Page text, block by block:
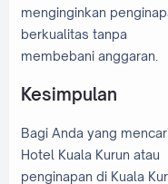
menginginkan
berkualitas tanpa
membebani anggaran.
Kesimpulan
Bagi Anda yang
Hotel Kuala Kurun atau
penginapan di Kuala